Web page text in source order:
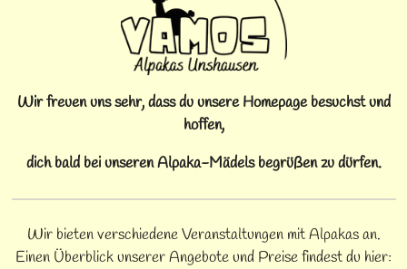
Wir freuen uns sehr, dass du unsere Homepage besuchst und
hoffen,
dich bald bei unseren Alpaka-Mädels begrüßen zu dürfen.
Wir bieten verschiedene Veranstaltungen mit Alpakas an.
Einen Überblick unserer Angebote und Preise findest du hier: